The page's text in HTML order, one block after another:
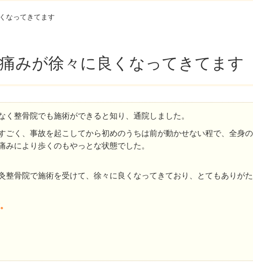
なってきてます
みが徐々に良くなってきてます
く整骨院でも施術ができると知り、通院しました。
ごく、事故を起こしてから初めのうちは前が動かせない程で、全身
みにより歩くのもやっとな状態でした。
整骨院で施術を受けて、徐々に良くなってきており、とてもありが